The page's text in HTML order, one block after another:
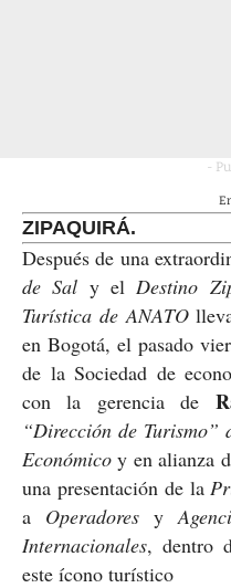
-
ZIPAQUIRÁ.
Después de una
de Sal y el Destino
Turística de ANATO
en Bogotá, el pasado
de la Sociedad de
con la gerencia de
“Dirección de Turismo”
Económico y en alianza
una presentación de la
a Operadores y
Internacionales, dentro
este ícono turístico